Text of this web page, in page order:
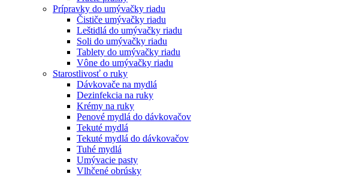
Prípravky do umývačky riadu
Čističe umývačky riadu
Leštidlá do umývačky riadu
Soli do umývačky riadu
Tablety do umývačky riadu
Vône do umývačky riadu
Starostlivosť o ruky
Dávkovače na mydlá
Dezinfekcia na ruky
Krémy na ruky
Penové mydlá do dávkovačov
Tekuté mydlá
Tekuté mydlá do dávkovačov
Tuhé mydlá
Umývacie pasty
Vlhčené obrúsky